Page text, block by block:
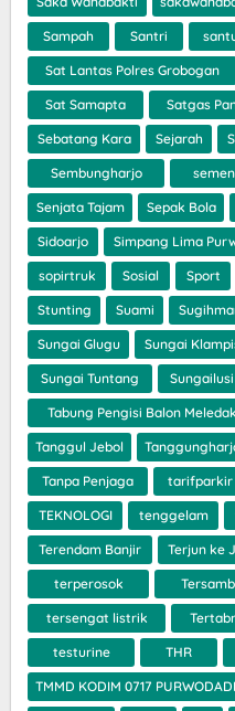
Sampah Santri
Sat Lantas Polres Grobogan
Sat Samapta Satgas
Sebatang Kara Sejarah
Sembungharjo
Senjata Tajam Sepak Bola
Sidoarjo Simpang Lima
sopirtruk Sosial Sport
Stunting Suami
Sungai Glugu Sungai
Sungai Tuntang Sungailusi
Tabung Pengisi Balon Meledak
Tanggul Jebol
Tanpa Penjaga tarifparkir
TEKNOLOGI tenggelam
Terendam Banjir Terjun ke
terperosok
tersengat listrik
testurine THR
TMMD KODIM 0717 PURWODADI